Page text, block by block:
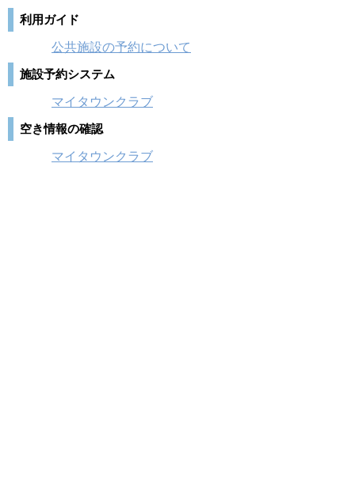
利用ガイド
公共施設の予約について
施設予約システム
マイタウンクラブ
空き情報の確認
マイタウンクラブ